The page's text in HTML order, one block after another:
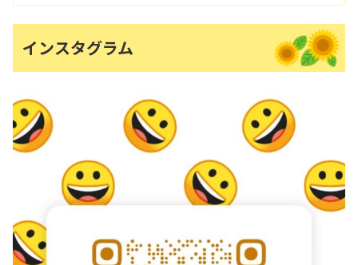
インスタグラム